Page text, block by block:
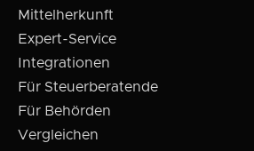
Mittelherkunft
Expert-Service
Integrationen
Für Steuerberatende
Für Behörden
Vergleichen